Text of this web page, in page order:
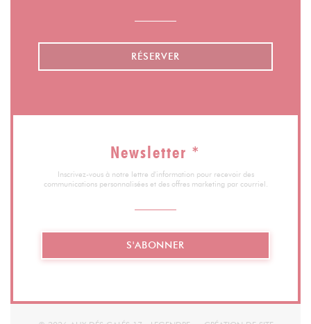
RÉSERVER
Newsletter *
Inscrivez-vous à notre lettre d'information pour recevoir des
communications personnalisées et des offres marketing par courriel.
S'ABONNER